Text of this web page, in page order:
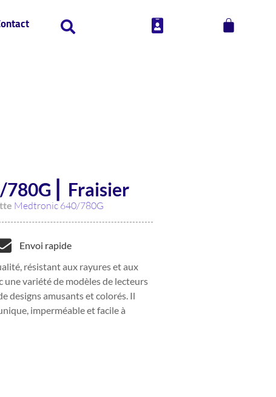
⎜ Fraisier
Medtronic 640/780G
Envoi rapide
résistant aux rayures et aux
une variété de modèles de lecteurs
designs amusants et colorés. Il
imperméable et facile à